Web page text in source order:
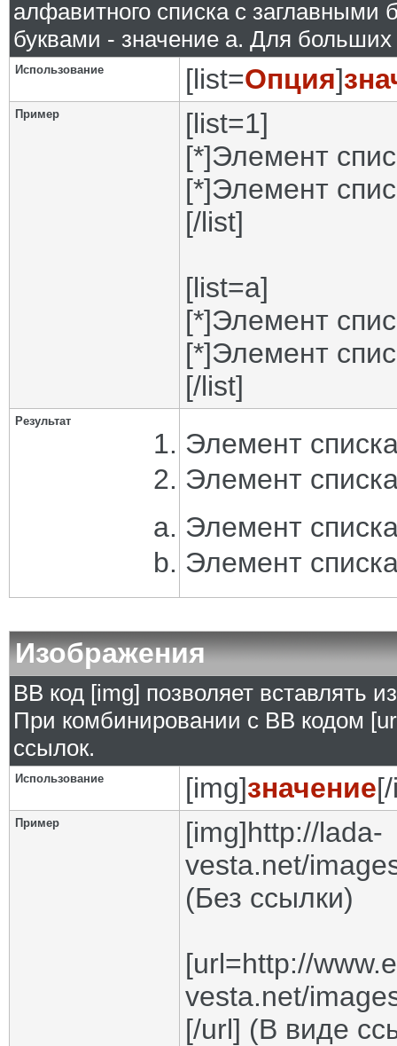
алфавитного списка с
буквами - значение а. Для
Использование [list=Опция]
Пример
[list=1]
[*]Элемент
[*]Элемент
[/list]
[list=a]
[*]Элемент
[*]Элемент
[/list]
Результат
Элемент
Элемент
Элемент
Элемент
Изображения
BB код [img] позволяет вставлять
При комбинировании с BB кодом
ссылок.
Использование [img]значение
Пример
[img]http://lada-
vesta.net/
(Без ссылки)
[url=http://
vesta.net/
[/url] (В виде